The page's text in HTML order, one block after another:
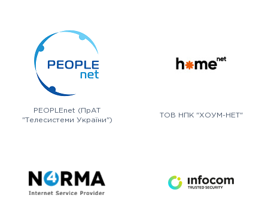
PEOPLEnet (ПрАТ
"Телесистеми України")
ТОВ НПК "ХОУМ-НЕТ"